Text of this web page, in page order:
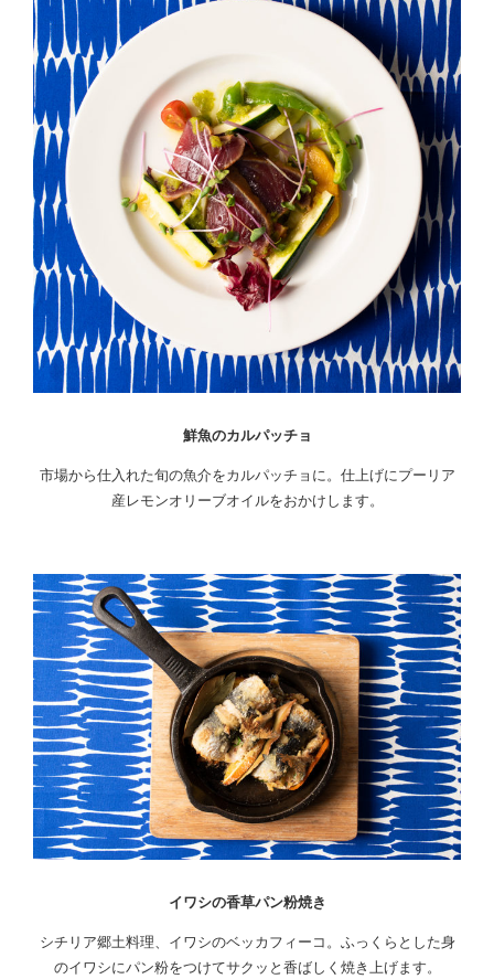
鮮魚のカルパッチョ
市場から仕入れた旬の魚介をカルパッチョに。仕上げにプーリア
産レモンオリーブオイルをおかけします。
イワシの香草パン粉焼き
シチリア郷土料理、イワシのベッカフィーコ。ふっくらとした身
のイワシにパン粉をつけてサクッと香ばしく焼き上げます。